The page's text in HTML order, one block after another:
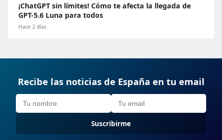
¡ChatGPT sin límites! Cómo te afecta la llegada de
GPT-5.6 Luna para todos
Hace 2 días
Recibe las noticias de España en tu email
Suscribirme